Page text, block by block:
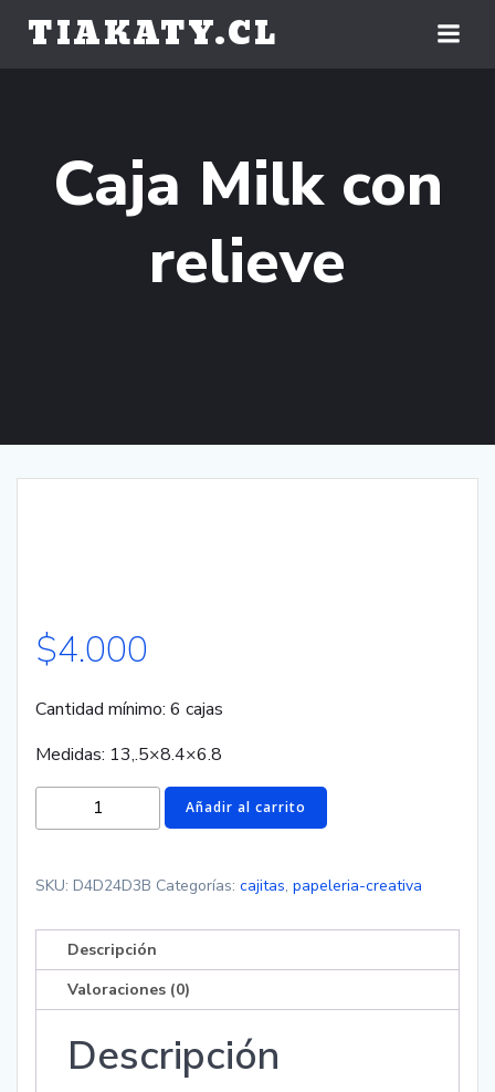
TIAKATY.CL
Caja Milk con
relieve
$4.000
Cantidad mínimo: 6 cajas
Medidas: 13,.5×8.4×6.8
Milk
relieve
Añadir al carrito
SKU: D4D24D3B Categorías: cajitas, papeleria-creativa
Descripción
Valoraciones (0)
Descripción